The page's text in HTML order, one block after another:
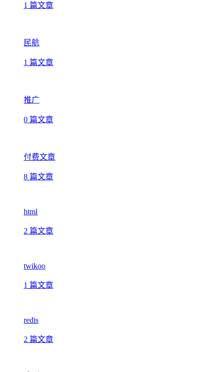
1 篇文章
民航
1 篇文章
推广
0 篇文章
付费文章
8 篇文章
html
2 篇文章
twikoo
1 篇文章
redis
2 篇文章